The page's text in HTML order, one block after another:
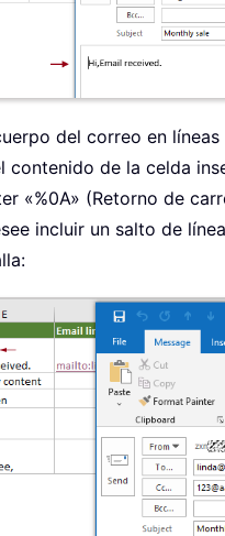
del correo en líneas
contenido de la celda
«%0A» (Retorno de
incluir un salto de